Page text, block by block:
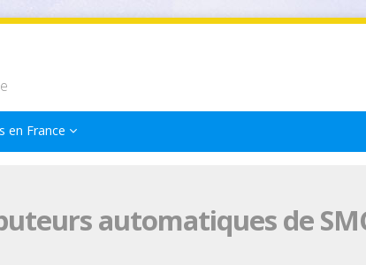
en France
automatiques de